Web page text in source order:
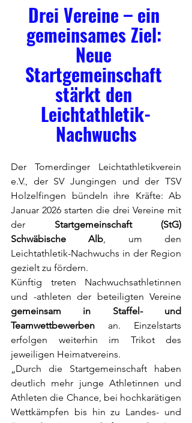
Drei Vereine – ein
gemeinsames Ziel:
Neue
Startgemeinschaft
stärkt den
Leichtathletik-
Nachwuchs
Der Tomerdinger Leichtathletikverein
e.V., der SV Jungingen und der TSV
Holzelfingen bündeln ihre Kräfte: Ab
Januar 2026 starten die drei Vereine mit
der Startgemeinschaft (StG)
Schwäbische Alb , um den
Leichtathletik-Nachwuchs in der Region
gezielt zu fördern.
Künftig treten Nachwuchsathletinnen
gemeinsam in Staffel- und
Teamwettbewerben an. Einzelstarts
erfolgen weiterhin im Trikot des
jeweiligen Heimatvereins.
„Durch die Startgemeinschaft haben
deutlich mehr junge Athletinnen und
Athleten die Chance, bei hochkarätigen
Wettkämpfen bis hin zu Landes- und